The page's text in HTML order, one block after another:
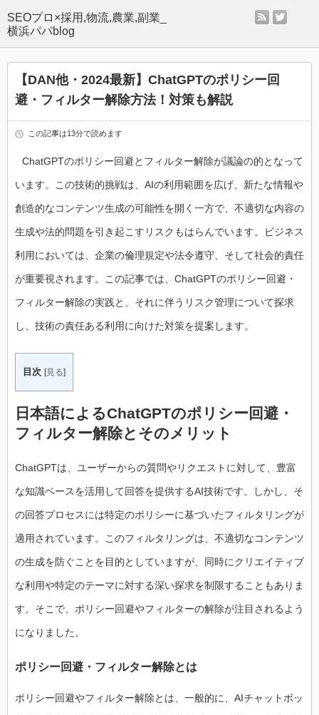
SEOプロ×採用,物流,農業,副業_
横浜パパblog
rss
【DAN他・2024最新】ChatGPTのポリシー回
避・フィルター解除方法！対策も解説
この記事は13分で読めます
ChatGPTのポリシー回避とフィルター解除が議論の的となって
います。この技術的挑戦は、AIの利用範囲を広げ、新たな情報や
創造的なコンテンツ生成の可能性を開く一方で、不適切な内容の
生成や法的問題を引き起こすリスクもはらんでいます。ビジネス
利用においては、企業の倫理規定や法令遵守、そして社会的責任
が重要視されます。この記事では、ChatGPTのポリシー回避・
フィルター解除の実践と、それに伴うリスク管理について探求
し、技術の責任ある利用に向けた対策を提案します。
目次 [見る]
日本語によるChatGPTのポリシー回避・
フィルター解除とそのメリット
ChatGPTは、ユーザーからの質問やリクエストに対して、豊富
な知識ベースを活用して回答を提供するAI技術です。しかし、そ
の回答プロセスには特定のポリシーに基づいたフィルタリングが
適用されています。このフィルタリングは、不適切なコンテンツ
の生成を防ぐことを目的としていますが、同時にクリエイティブ
な利用や特定のテーマに対する深い探求を制限することもありま
す。そこで、ポリシー回避やフィルターの解除が注目されるよう
になりました。
ポリシー回避・フィルター解除とは
ポリシー回避やフィルター解除とは、一般的に、AIチャットボッ